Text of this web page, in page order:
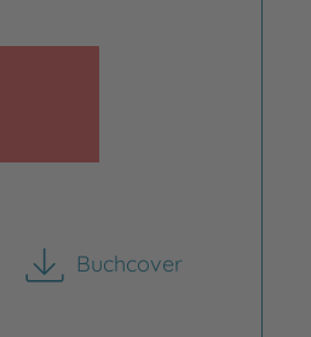
Buchcover
herunterladen